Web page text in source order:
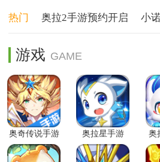
奥拉星圈 奥奇传说圈
热门 奥拉2手游预约开启 小
奥拉星手游-炽寒天凤
游戏
奥奇传说手游 奥拉星手游 奥